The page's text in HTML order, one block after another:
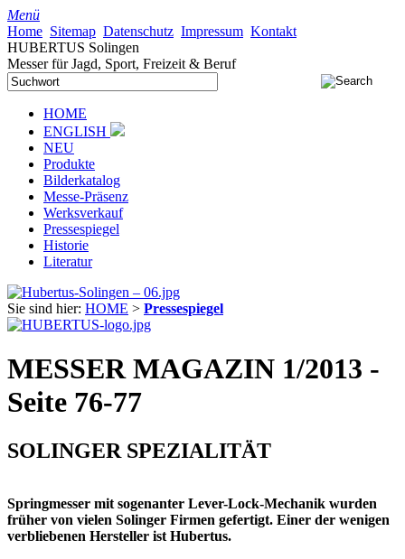
Menü
Home Sitemap Datenschutz Impressum Kontakt
HUBERTUS Solingen
Messer für Jagd, Sport, Freizeit & Beruf
HOME
ENGLISH
NEU
Produkte
Bilderkatalog
Messe-Präsenz
Werksverkauf
Pressespiegel
Historie
Literatur
Sie sind hier: HOME > Pressespiegel
MESSER MAGAZIN 1/2013 -
Seite 76-77
SOLINGER SPEZIALITÄT
Springmesser mit sogenanter Lever-Lock-Mechanik wurden
früher von vielen Solinger Firmen gefertigt. Einer der wenigen
verbliebenen Hersteller ist Hubertus.